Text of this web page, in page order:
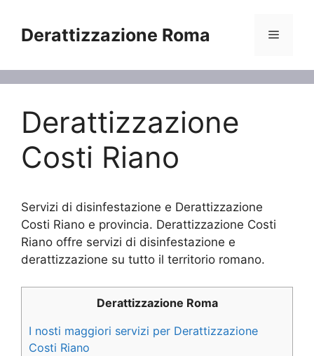
contenuto
Derattizzazione Roma Menu
Derattizzazione
Costi Riano
Servizi di disinfestazione e Derattizzazione
Costi Riano e provincia. Derattizzazione Costi
Riano offre servizi di disinfestazione e
derattizzazione su tutto il territorio romano.
Derattizzazione Roma
I nosti maggiori servizi per Derattizzazione
Costi Riano